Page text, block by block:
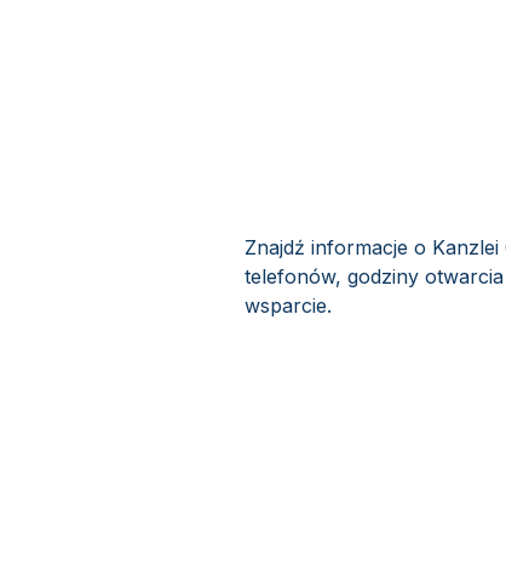
Znajdź informacje o
telefonów, godziny
wsparcie.